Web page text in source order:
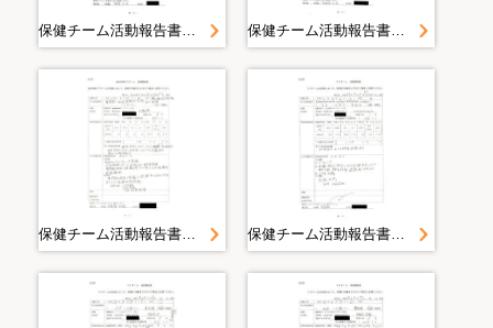
保健チーム活動報告書 山田町（大沢・織笠）豊間根避難所 豊間根地区＜平成２３年４月２６日１７時００分山田町豊間根地区＞ 保健チーム活動報告書 山田町（大沢・織笠）豊間根避難所 豊間根地区＜平成２３年４月２５日１７時００分山田町豊間根地区＞
保健チーム活動報告書 山田町（大沢・織笠）豊間根避難所 豊間根地区＜平成２３年４月２１日１６時３０分山田町豊間根地区 避難所５ヶ所＞ 保健チーム活動報告書 山田町（大沢・織笠）豊間根避難所 豊間根地区＜平成２３年４月２０日１７時００分山田町豊間根地区 豊間根中学校格技場・新田集会所・豊間根保育所・生活改善センター＞